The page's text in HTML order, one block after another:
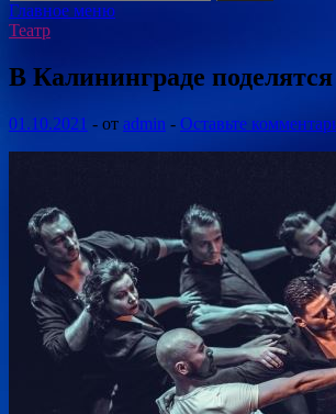
Главное меню
Театр
В Калининграде
01.10.2021 - от admin - Оставьте